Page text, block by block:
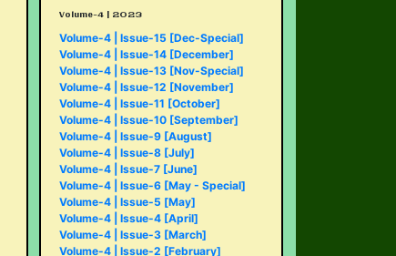
Volume-4 | 2023
Volume-4 | Issue-15 [Dec-Special]
Volume-4 | Issue-14 [December]
Volume-4 | Issue-13 [Nov-Special]
Volume-4 | Issue-12 [November]
Volume-4 | Issue-11 [October]
Volume-4 | Issue-10 [September]
Volume-4 | Issue-9 [August]
Volume-4 | Issue-8 [July]
Volume-4 | Issue-7 [June]
Volume-4 | Issue-6 [May - Special]
Volume-4 | Issue-5 [May]
Volume-4 | Issue-4 [April]
Volume-4 | Issue-3 [March]
Volume-4 | Issue-2 [February]